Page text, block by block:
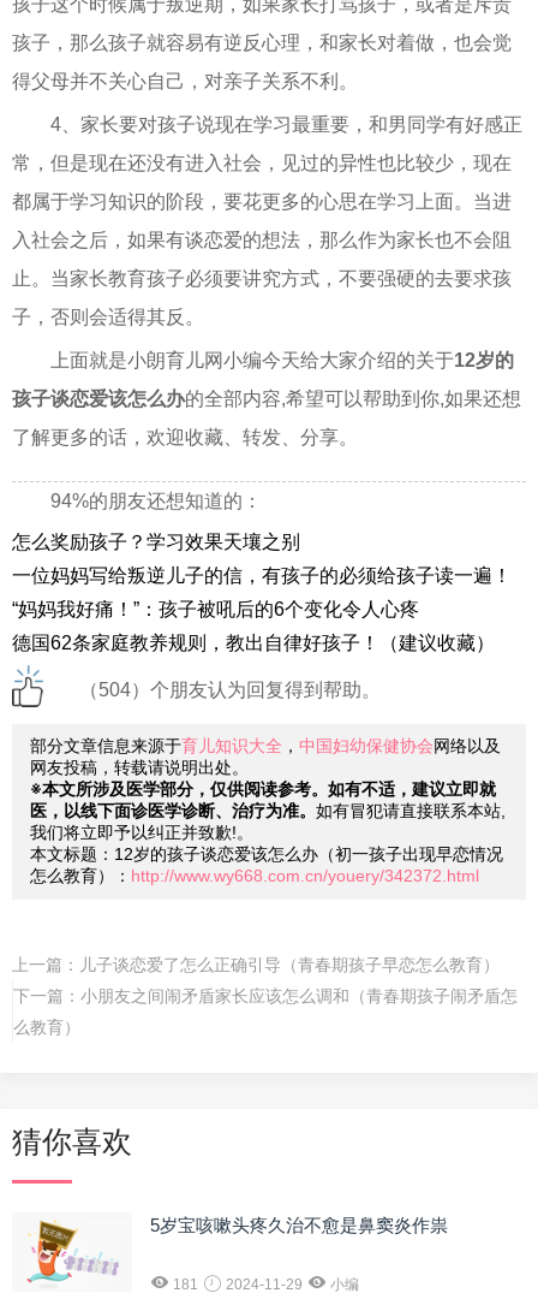
孩子，那么孩子就容易有逆反心理，和家长对着做，也会觉
得父母并不关心自己，对亲子关系不利。
4、家长要对孩子说现在学习最重要，和男同学有好感正
常，但是现在还没有进入社会，见过的异性也比较少，现在
都属于学习知识的阶段，要花更多的心思在学习上面。当进
入社会之后，如果有谈恋爱的想法，那么作为家长也不会阻
止。当家长教育孩子必须要讲究方式，不要强硬的去要求孩
子，否则会适得其反。
上面就是小朗育儿网小编今天给大家介绍的关于12岁的
孩子谈恋爱该怎么办的全部内容,希望可以帮助到你,如果还想
了解更多的话，欢迎收藏、转发、分享。
94%的朋友还想知道的：
怎么奖励孩子？学习效果天壤之别
一位妈妈写给叛逆儿子的信，有孩子的必须给孩子读一遍！
“妈妈我好痛！”：孩子被吼后的6个变化令人心疼
德国62条家庭教养规则，教出自律好孩子！（建议收藏）
（504）个朋友认为回复得到帮助。
部分文章信息来源于育儿知识大全 ， 中国妇幼保健协会网络以及
网友投稿，转载请说明出处。
※本文所涉及医学部分，仅供阅读参考。如有不适，建议立即就
医，以线下面诊医学诊断、治疗为准。 如有冒犯请直接联系本站,
我们将立即予以纠正并致歉!。
本文标题：12岁的孩子谈恋爱该怎么办（初一孩子出现早恋情况
怎么教育）： http://www.wy668.com.cn/youery/342372.html
上一篇： 儿子谈恋爱了怎么正确引导（青春期孩子早恋怎么教育）
下一篇： 小朋友之间闹矛盾家长应该怎么调和（青春期孩子闹矛盾怎
么教育）
猜你喜欢
5岁宝咳嗽头疼久治不愈是鼻窦炎作祟
181 2024-11-29 小编